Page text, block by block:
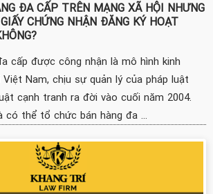
ĐA CẤP TRÊN MẠNG XÃ HỘI NHƯNG
CHỨNG NHẬN ĐĂNG KÝ HOẠT
cấp được công nhận là mô hình kinh
Nam, chịu sự quản lý của pháp luật
cạnh tranh ra đời vào cuối năm 2004.
có thể tổ chức bán hàng đa ...